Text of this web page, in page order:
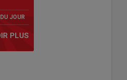
JOUR
PLUS